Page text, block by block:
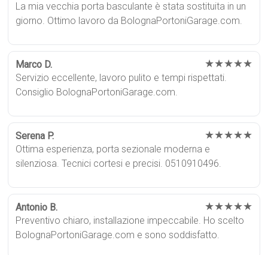
La mia vecchia porta basculante è stata sostituita in un
giorno. Ottimo lavoro da BolognaPortoniGarage.com.
Marco D. ★★★★★
Servizio eccellente, lavoro pulito e tempi rispettati.
Consiglio BolognaPortoniGarage.com.
Serena P. ★★★★★
Ottima esperienza, porta sezionale moderna e
silenziosa. Tecnici cortesi e precisi. 0510910496.
Antonio B. ★★★★★
Preventivo chiaro, installazione impeccabile. Ho scelto
BolognaPortoniGarage.com e sono soddisfatto.